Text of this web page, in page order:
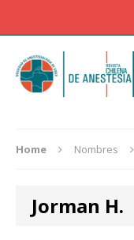
Home Nombres
Jorman H.